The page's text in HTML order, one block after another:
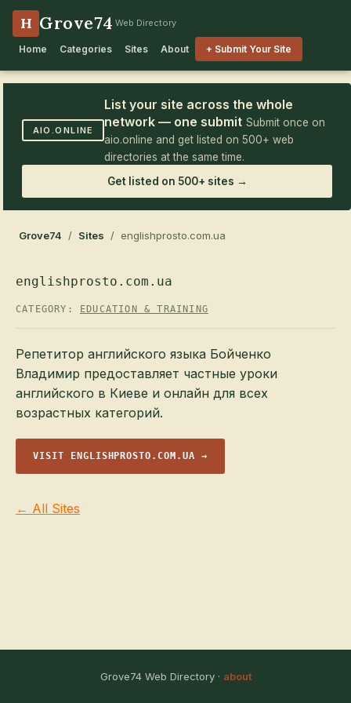
H Grove74 Web Directory
Home Categories Sites About + Submit Your Site
AIO.ONLINE
List your site across the whole
network — one submit Submit once on
aio.online and get listed on 500+ web
directories at the same time.
Get listed on 500+ sites →
Grove74 / Sites / englishprosto.com.ua
englishprosto.com.ua
CATEGORY: EDUCATION & TRAINING
Репетитор английского языка Бойченко
Владимир предоставляет частные уроки
английского в Киеве и онлайн для всех
возрастных категорий.
VISIT ENGLISHPROSTO.COM.UA →
← All Sites
Grove74 Web Directory · about